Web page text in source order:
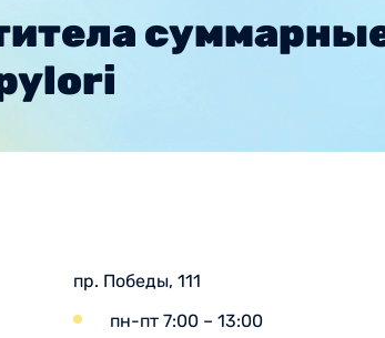
пр. Победы, 111
пн-пт 7:00 – 13:00